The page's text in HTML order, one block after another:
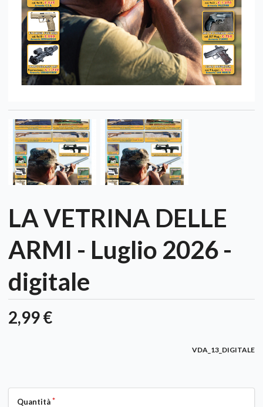
LA VETRINA DELLE
ARMI - Luglio 2026 -
digitale
2,99 €
VDA_13_DIGITALE
Quantità